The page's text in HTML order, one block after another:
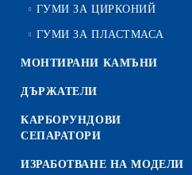
ГУМИ ЗА ЦИРКОНИЙ
ГУМИ ЗА ПЛАСТМАСА
МОНТИРАНИ КАМЪНИ
ДЪРЖАТЕЛИ
КАРБОРУНДОВИ
СЕПАРАТОРИ
ИЗРАБОТВАНЕ НА МОДЕЛИ